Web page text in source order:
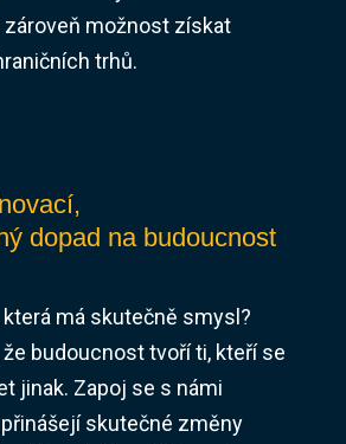
zároveň možnost získat
trhů.
dopad na budoucnost
má skutečně smysl?
budoucnost tvoří ti, kteří se
jinak. Zapoj se s námi
skutečné změny